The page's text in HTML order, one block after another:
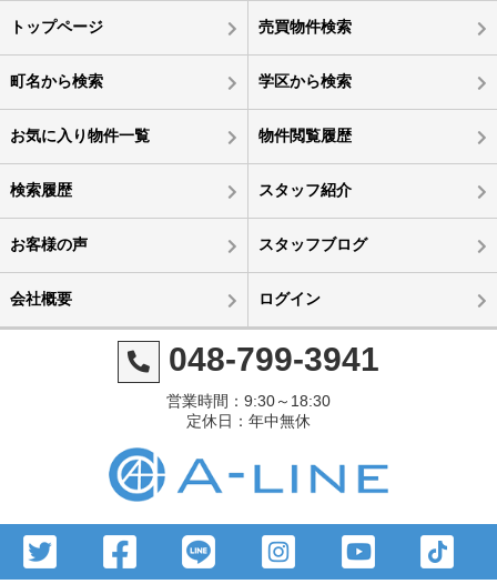
トップページ 売買物件検索
町名から検索 学区から検索
お気に入り物件一覧 物件閲覧履歴
検索履歴 スタッフ紹介
お客様の声 スタッフブログ
会社概要 ログイン
048-799-3941
営業時間：9:30～18:30
定休日：年中無休